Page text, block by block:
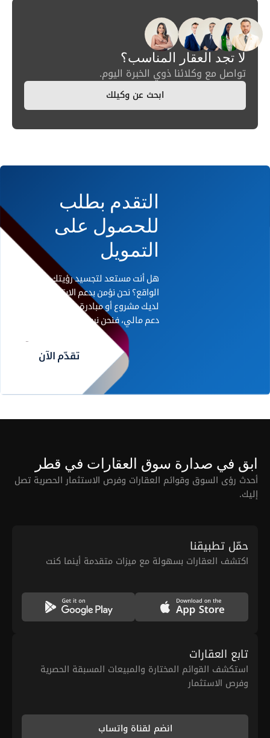
لا تجد العقار المناسب؟
تواصل مع وكلائنا ذوي الخبرة اليوم.
ابحث عن وكيلك
التقدم بطلب
للحصول على
التمويل
هل أنت مستعد لتجسيد رؤيتك على أرض
الواقع؟ نحن نؤمن بدعم الابتكار. إذا كان
لديك مشروع أو مبادرة رائدة تحتاج إلى
دعم مالي، فنحن نريد أن نسمع منك.
تقدّم الآن
ابق في صدارة سوق العقارات في قطر
أحدث رؤى السوق وقوائم العقارات وفرص الاستثمار الحصرية تصل
إليك.
حمّل تطبيقنا
اكتشف العقارات بسهولة مع ميزات متقدمة أينما كنت
تابع العقارات
استكشف القوائم المختارة والمبيعات المسبقة الحصرية
وفرص الاستثمار
انضم لقناة واتساب